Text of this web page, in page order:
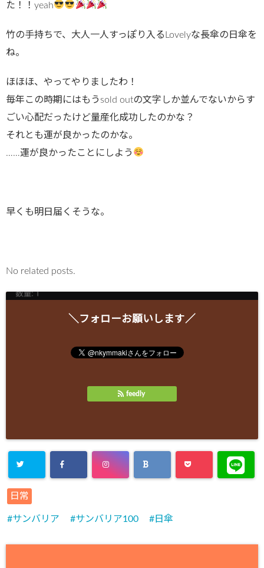
た！！yeah
竹の手持ちで、大人一人すっぽり入るLovelyな長傘の日傘を
ね。
ほほほ、やってやりましたわ！
毎年この時期にはもうsold outの文字しか並んでないからす
ごい心配だったけど量産化成功したのかな？
それとも運が良かったのかな。
……運が良かったことにしよう
早くも明日届くそうな。
No related posts.
＼フォローお願いします／
feedly
日常
サンバリア サンバリア100 日傘